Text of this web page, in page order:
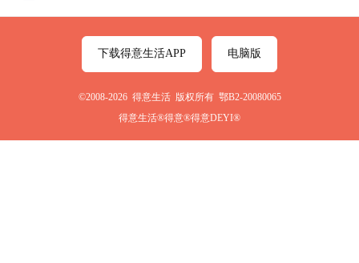
下载得意生活APP 电脑版
©2008-2026 得意生活 版权所有 鄂B2-20080065
得意生活®得意®得意DEYI®